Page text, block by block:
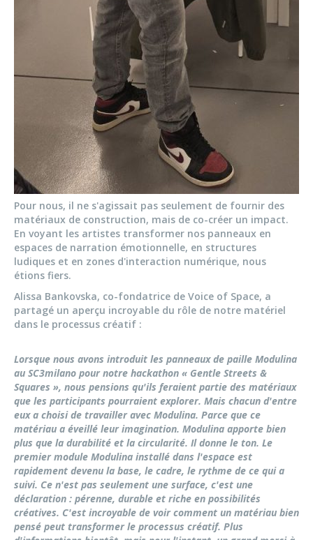
Pour nous, il ne s'agissait pas seulement de fournir des
matériaux de construction, mais de co-créer un impact.
En voyant les artistes transformer nos panneaux en
espaces de narration émotionnelle, en structures
ludiques et en zones d'interaction numérique, nous
étions fiers.
Alissa Bankovska, co-fondatrice de Voice of Space, a
partagé un aperçu incroyable du rôle de notre matériel
dans le processus créatif :
Lorsque nous avons introduit les panneaux de paille Modulina
au SC3milano pour notre hackathon « Gentle Streets &
Squares », nous pensions qu'ils feraient partie des matériaux
que les participants pourraient explorer. Mais chacun d'entre
eux a choisi de travailler avec Modulina. Parce que ce
matériau a éveillé leur imagination. Modulina apporte bien
plus que la durabilité et la circularité. Il donne le ton. Le
premier module Modulina installé dans l'espace est
rapidement devenu la base, le cadre, le rythme de ce qui a
suivi. Ce n'est pas seulement une surface, c'est une
déclaration : pérenne, durable et riche en possibilités
créatives. C'est incroyable de voir comment un matériau bien
pensé peut transformer le processus créatif. Plus